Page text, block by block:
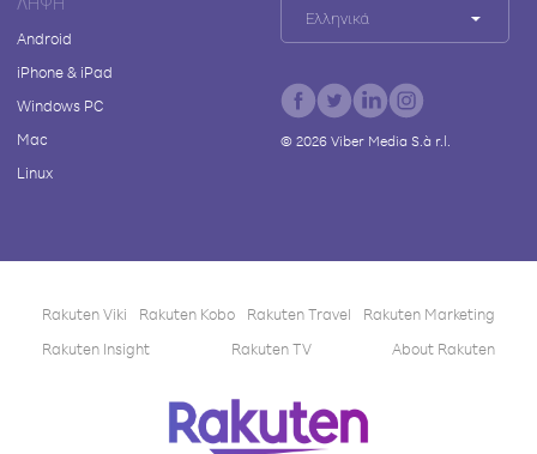
Android
iPhone & iPad
Windows PC
Mac
Linux
Ελληνικά
© 2026Viber Media S.à r.l.
Rakuten Viki Rakuten Kobo Rakuten Travel
Rakuten Marketing
Rakuten Insight
Rakuten TV About Rakuten